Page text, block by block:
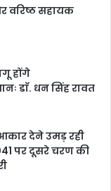
वरिष्ठ सहायक
होंगे
डाॅ. धन सिंह रावत
देने उमड़ रही
पर दूसरे चरण की